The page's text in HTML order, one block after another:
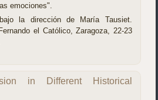
emociones".
la dirección de María Tausiet.
el Católico, Zaragoza, 22-23
in Different Historical